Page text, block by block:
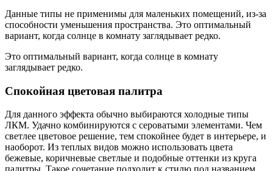
Данные типы не применимы для маленьких помещений, из-за
способности уменьшения пространства. Это оптимальный
вариант, когда солнце в комнату заглядывает редко.
Это оптимальный вариант, когда солнце в комнату
заглядывает редко.
Спокойная цветовая палитра
Для данного эффекта обычно выбираются холодные типы
ЛКМ. Удачно комбинируются с сероватыми элементами. Чем
светлее цветовое решение, тем спокойнее будет в интерьере, и
наоборот. Из теплых видов можно использовать цвета
бежевые, коричневые светлые и подобные оттенки из круга